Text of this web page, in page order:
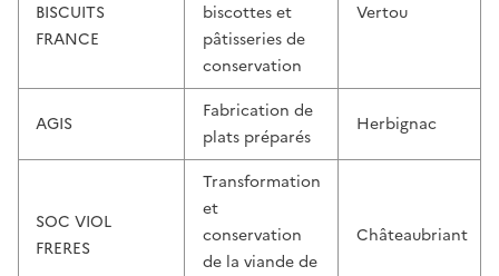
BISCUITS
FRANCE
biscottes et
pâtisseries de
conservation
Vertou
AGIS
Fabrication de
plats préparés
Herbignac
SOC VIOL
FRERES
Transformation
et
conservation
de la viande de
Châteaubriant